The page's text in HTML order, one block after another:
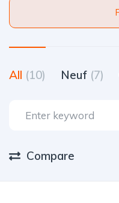
All (10) Neuf (7)
Compare